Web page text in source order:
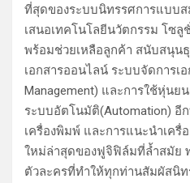
ที่สุดของระบบนิทรรศการแบบส
เสนอเทคโนโลยีนวัตกรรม โซลู
พร้อมช่วยเหลือลูกค้า สนับสนุน
เอกสารออนไลน์ ระบบจัดการเ
Management) และการใช้หุ่นย
ระบบอัตโนมัติ(Automation) อี
เครื่องพิมพ์ และการแนะนำเค
ใหม่ล่าสุดของฟูจิฟิล์มที่ล้ำสมัย
ตัวละครที่ทำให้ทุกท่านสัมผัสนิ